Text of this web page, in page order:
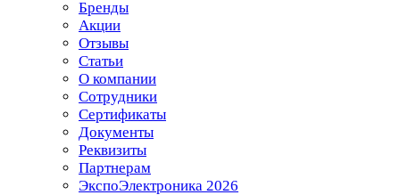
Бренды
Акции
Отзывы
Статьи
О компании
Сотрудники
Сертификаты
Документы
Реквизиты
Партнерам
ЭкспоЭлектроника 2026